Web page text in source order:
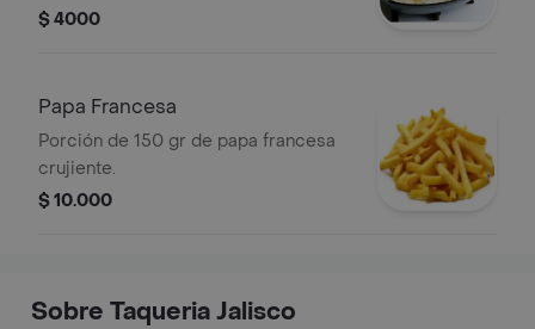
acompañar con tortillas o pan.
$ 4000
Papa Francesa
Porción de 150 gr de papa francesa
crujiente.
$ 10.000
Sobre Taqueria Jalisco